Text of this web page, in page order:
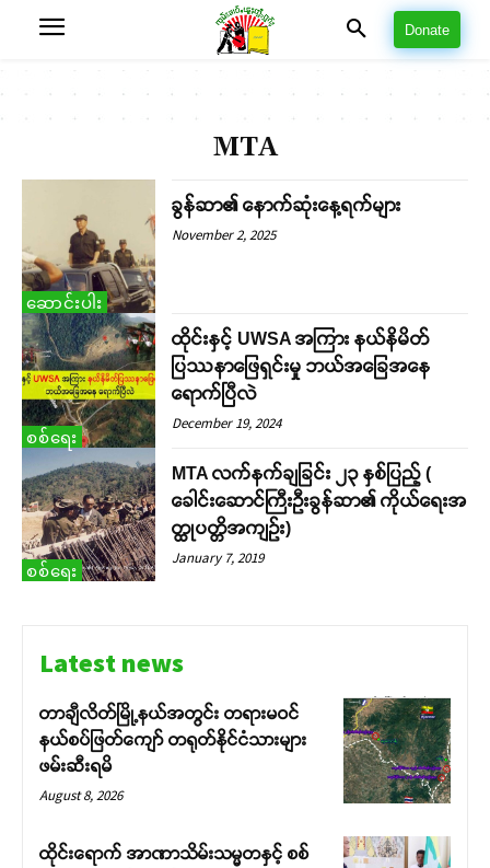
Donate
MTA
ဆောင်းပါး
ခွန်ဆာ၏ နောက်ဆုံးနေ့ရက်များ
November 2, 2025
စစ်ရေး
ထိုင်းနှင့် UWSA အကြား နယ်နိမိတ်
ပြဿနာဖြေရှင်းမှု ဘယ်အခြေအနေ
ရောက်ပြီလဲ
December 19, 2024
စစ်ရေး
MTA လက်နက်ချခြင်း ၂၃ နှစ်ပြည့် (
ခေါင်းဆောင်ကြီးဦးခွန်ဆာ၏ ကိုယ်ရေးအ
တ္ထုပတ္တိအကျဉ်း)
January 7, 2019
Latest news
တာချီလိတ်မြို့နယ်အတွင်း တရားမဝင်
နယ်စပ်ဖြတ်ကျော် တရုတ်နိုင်ငံသားများ
ဖမ်းဆီးရမိ
August 8, 2026
ထိုင်းရောက် အာဏာသိမ်းသမ္မတနှင့် စစ်